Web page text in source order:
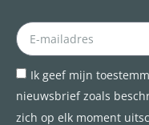
Ik geef mijn
nieuwsbrief zoals
zich op elk moment